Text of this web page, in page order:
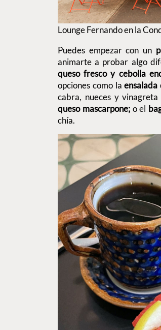
Lounge Fernando en la
Puedes empezar con un
animarte a probar algo
queso fresco y cebolla
opciones como laensalada
cabra, nueces y
queso mascarpone;o el
chía.